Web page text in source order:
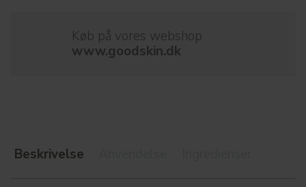
Køb på vores webshop
www.goodskin.dk
Beskrivelse